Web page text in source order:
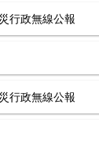
行政無線公報
行政無線公報